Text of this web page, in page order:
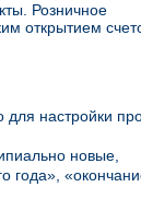
Розничное
открытием
настройки
новые,
года»,